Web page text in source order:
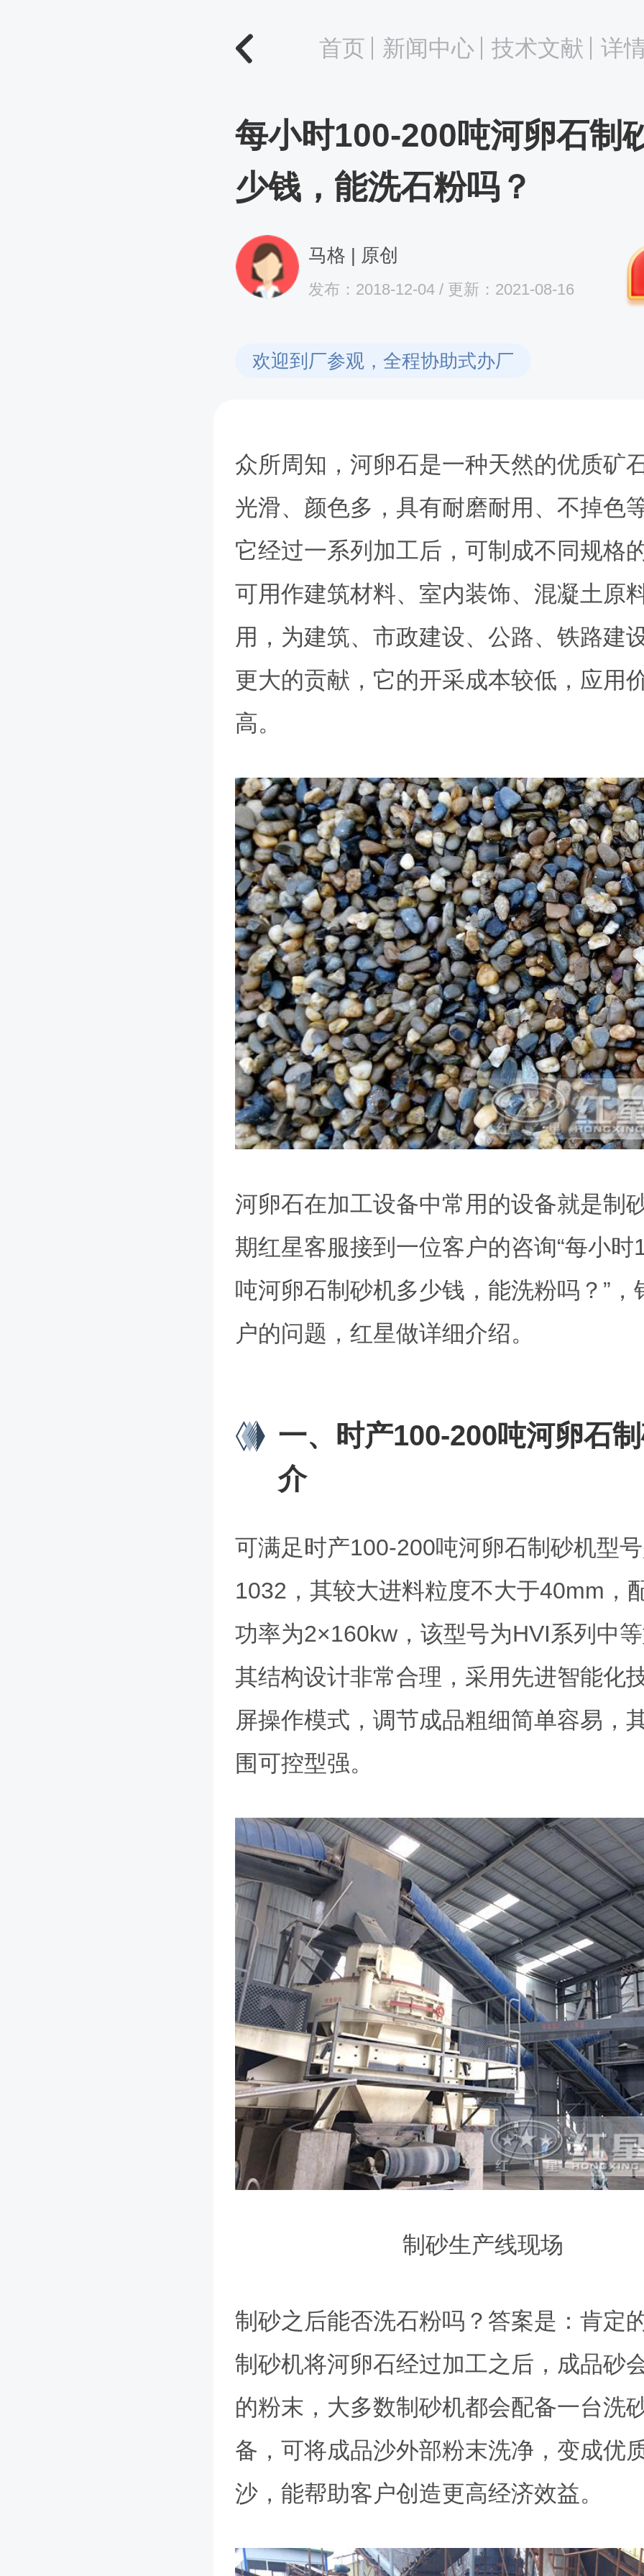
首页 新闻中心 技术文献 详
每小时100-200吨河卵石制
少钱，能洗石粉吗？
马格 | 原创
发布：2018-12-04 / 更新：2021-08-16
欢迎到厂参观，全程协助式办厂
众所周知，河卵石是一种天然的优质矿
光滑、颜色多，具有耐磨耐用、不掉色
它经过一系列加工后，可制成不同规格
可用作建筑材料、室内装饰、混凝土原
用，为建筑、市政建设、公路、铁路建
更大的贡献，它的开采成本较低，应用
高。
河卵石在加工设备中常用的设备就是制
期红星客服接到一位客户的咨询“每小时
吨河卵石制砂机多少钱，能洗粉吗？”，
户的问题，红星做详细介绍。
一、时产100-200吨河卵石
介
可满足时产100-200吨河卵石制砂机型
1032，其较大进料粒度不大于40mm，
功率为2×160kw，该型号为HVI系列中
其结构设计非常合理，采用先进智能化
屏操作模式，调节成品粗细简单容易，
围可控型强。
制砂生产线现场
制砂之后能否洗石粉吗？答案是：肯定
制砂机将河卵石经过加工之后，成品砂
的粉末，大多数制砂机都会配备一台洗
备，可将成品沙外部粉末洗净，变成优
沙，能帮助客户创造更高经济效益。